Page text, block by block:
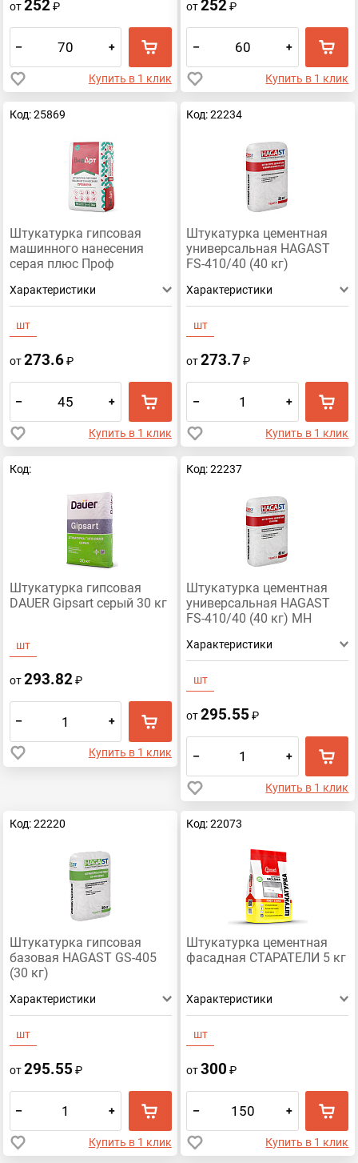
от252₽
– +
Купить в 1 клик
от252₽
– +
Купить в 1 клик
Код: 25869
Штукатурка гипсовая
машинного нанесения
серая плюс Проф
Характеристики
шт
от273.6₽
– +
Купить в 1 клик
Код: 22234
Штукатурка цементная
универсальная HAGAST
FS-410/40 (40 кг)
Характеристики
шт
от273.7₽
– +
Купить в 1 клик
Код:
Штукатурка гипсовая
DAUER Gipsart серый 30 кг
шт
от293.82₽
– +
Купить в 1 клик
Код: 22237
Штукатурка цементная
универсальная HAGAST
FS-410/40 (40 кг) МН
Характеристики
шт
от295.55 ₽
– +
Купить в 1 клик
Код: 22220
Штукатурка гипсовая
базовая HAGAST GS-405
(30 кг)
Характеристики
шт
от295.55 ₽
– +
Купить в 1 клик
Код: 22073
Штукатурка цементная
фасадная СТАРАТЕЛИ 5 кг
Характеристики
шт
от300 ₽
– +
Купить в 1 клик